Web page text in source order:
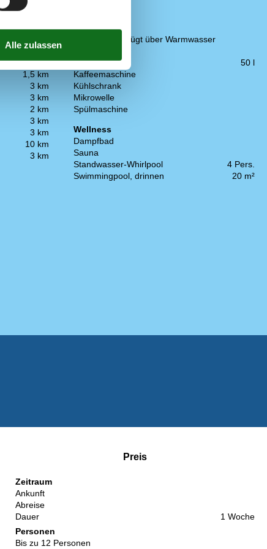
11 km
500 m
2 km
1,1 km
1,5 km
3 km
3 km
2 km
3 km
3 km
10 km
3 km
Abzugshaube
Die Küche verfügt über Warmwasser
Gefriertruhe
50 l
Kaffeemaschine
Kühlschrank
Mikrowelle
Spülmaschine
Wellness
Dampfbad
Sauna
Standwasser-Whirlpool
4 Pers.
Swimmingpool, drinnen
20 m²
Preis
Zeitraum
Ankunft
Abreise
Dauer
1 Woche
Personen
Bis zu 12 Personen